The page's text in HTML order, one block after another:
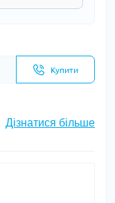
Купити
Дізнатися більше